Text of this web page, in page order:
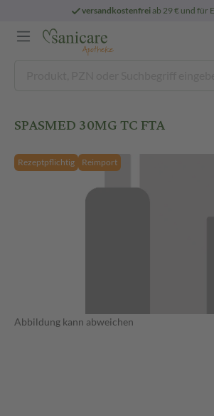
versandkostenfreiab 29 € und für
SPASMED 30MG TC FTA
Rezeptpflichtig Reimport
Abbildung kann abweichen